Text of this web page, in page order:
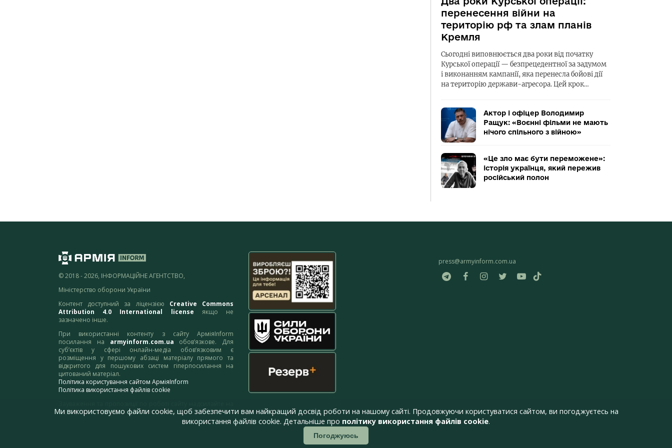
перенесення війни на
територію рф та злам планів
Кремля
Сьогодні виповнюється два роки від початку
Курської операції — безпрецедентної за задумом
і виконанням кампанії, яка перенесла бойові дії
на територію держави-агресора. Цей крок…
Актор і офіцер Володимир
Ращук: «Воєнні фільми не мають
нічого спільного з війною»
«Це зло має бути переможене»:
історія українця, який пережив
російський полон
© 2018 - 2026, ІНФОРМАЦІЙНЕ АГЕНТСТВО,
Міністерство оборони України
Контент доступний за ліцензією Creative Commons
Attribution 4.0 International license якщо не
зазначено інше.
При використанні контенту з сайту АрміяInform
посилання на armyinform.com.ua обов’язкове. Для
суб’єктів у сфері онлайн-медіа обов’язковим є
розміщення у першому абзаці матеріалу прямого та
відкритого для пошукових систем гіперпосилання на
цитований матеріал.
Політика користування сайтом АрміяInform
Політика використання файлів cookie
адресу:webmaster@armyinform.com.ua
press@armyinform.com.ua
Ми використовуємо файли cookie, щоб забезпечити вам найкращий досвід роботи на нашому сайті. Продовжуючи користуватися сайтом, ви погоджуєтесь на
використання файлів cookie. Детальніше про політику використання файлів cookie.
Погоджуюсь